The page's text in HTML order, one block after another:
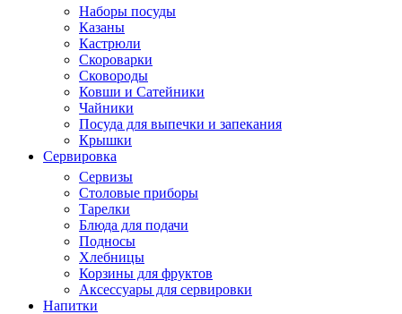
Наборы посуды
Казаны
Кастрюли
Скороварки
Сковороды
Ковши и Сатейники
Чайники
Посуда для выпечки и запекания
Крышки
Сервировка
Сервизы
Столовые приборы
Тарелки
Блюда для подачи
Подносы
Хлебницы
Корзины для фруктов
Аксессуары для сервировки
Напитки